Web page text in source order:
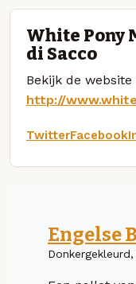
White Pony
di Sacco
Bekijk de
http://
TwitterFacebook
Engelse